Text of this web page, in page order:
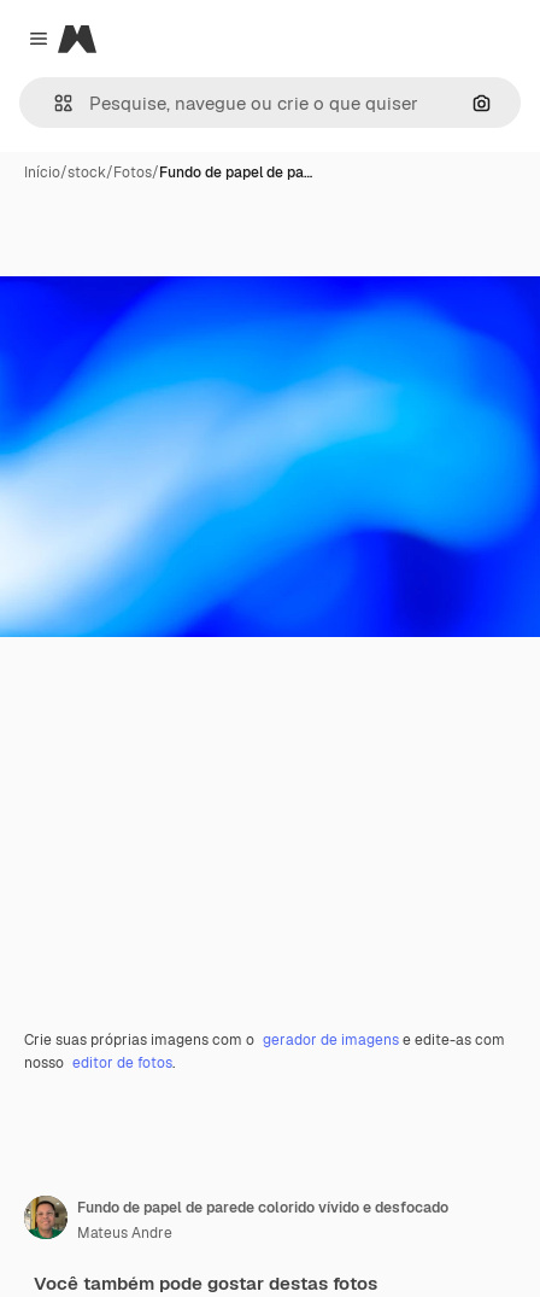
Close menu
Magnific
Início/stock/Fotos/Fundo de papel de pa…
Crie suas próprias imagens com o gerador de imagense edite-as com
nosso editor de fotos.
Fundo de papel de parede colorido vívido e desfocado
Mateus Andre
Você também pode gostar destas fotos